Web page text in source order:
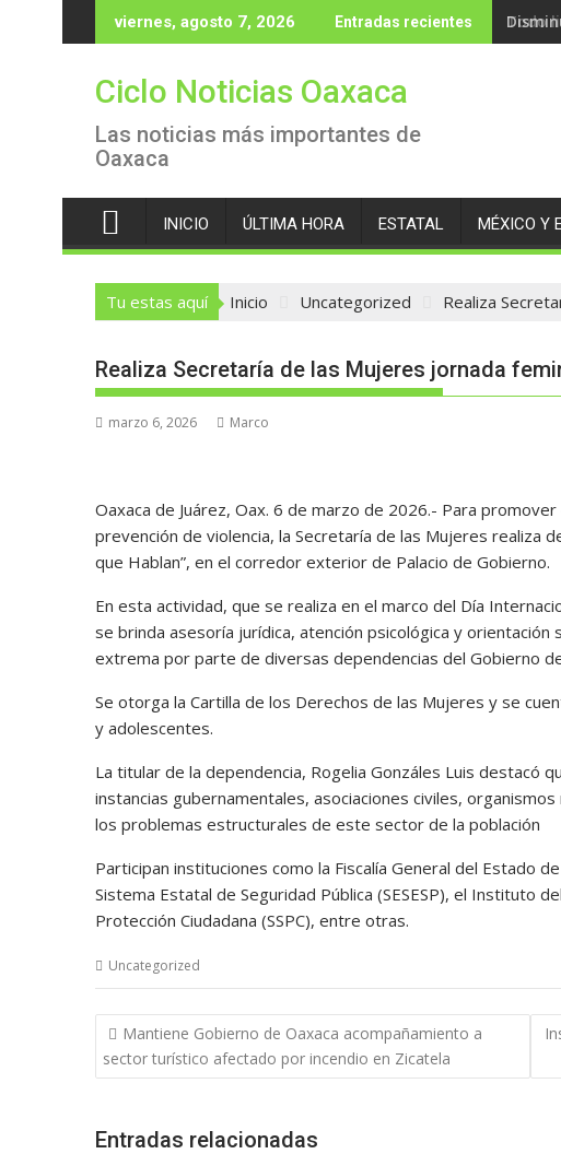
al
viernes, agosto 7, 2026 Entradas recientes
Ciclo Noticias Oaxaca
Las noticias más importantes de
Oaxaca
INICIO ÚLTIMA HORA ESTATAL MÉXICO Y
Tu estas aquí Inicio Uncategorized Realiza
Realiza Secretaría de las Mujeres jornada
marzo 6, 2026 Marco
Oaxaca de Juárez, Oax. 6 de marzo de 2026.- Para
prevención de violencia, la Secretaría de las Mujeres realiza
que Hablan”, en el corredor exterior de Palacio de Gobierno.
En esta actividad, que se realiza en el marco del Día
se brinda asesoría jurídica, atención psicológica y
extrema por parte de diversas dependencias del Gobierno
Se otorga la Cartilla de los Derechos de las Mujeres y se
y adolescentes.
La titular de la dependencia, Rogelia Gonzáles Luis destacó
instancias gubernamentales, asociaciones civiles,
los problemas estructurales de este sector de la población
Participan instituciones como la Fiscalía General del Estado
Sistema Estatal de Seguridad Pública (SESESP), el Instituto
Protección Ciudadana (SSPC), entre otras.
Uncategorized
Navegación
de
entradas
Mantiene Gobierno de Oaxaca acompañamiento a
sector turístico afectado por incendio en Zicatela
Entradas relacionadas